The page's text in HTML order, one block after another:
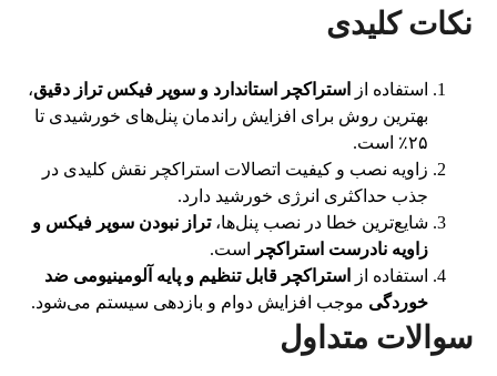
نکات کلیدی
استفاده از استراکچر استاندارد و سوپر فیکس تراز دقیق،
بهترین روش برای افزایش راندمان پنل‌های خورشیدی تا
۲۵٪ است.
زاویه نصب و کیفیت اتصالات استراکچر نقش کلیدی در
جذب حداکثری انرژی خورشید دارد.
شایع‌ترین خطا در نصب پنل‌ها،تراز نبودن سوپر فیکس و
زاویه نادرست استراکچر
است.
استفاده از
استراکچر قابل تنظیم و پایه آلومینیومی ضد
خوردگی موجب افزایش دوام و بازدهی سیستم می‌شود.
سوالات متداول